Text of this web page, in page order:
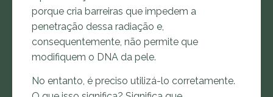
porque cria barreiras que impedem a
penetração dessa radiação e,
consequentemente, não permite que
modifiquem o DNA da pele.
No entanto, é preciso utilizá-lo corretamente.